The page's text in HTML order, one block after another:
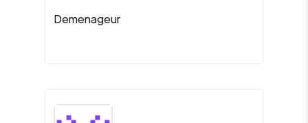
Demenageur